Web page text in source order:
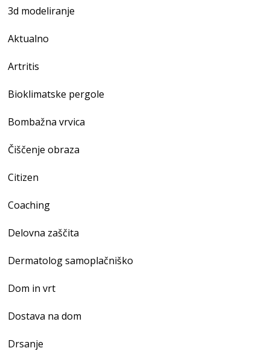
3d modeliranje
Aktualno
Artritis
Bioklimatske pergole
Bombažna vrvica
Čiščenje obraza
Citizen
Coaching
Delovna zaščita
Dermatolog samoplačniško
Dom in vrt
Dostava na dom
Drsanje